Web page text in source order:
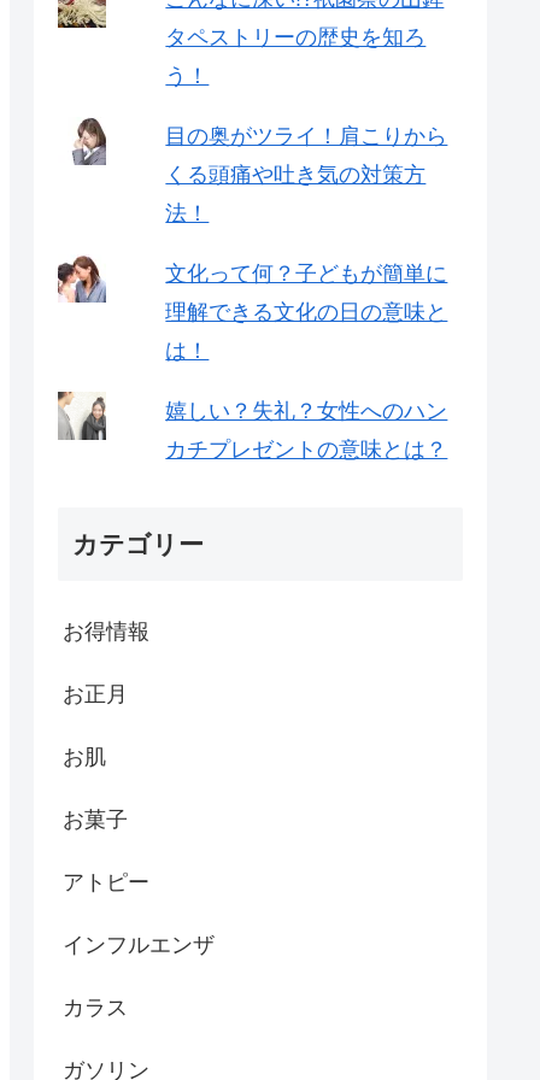
タペストリーの歴史を知ろ
う！
目の奥がツライ！肩こりから
くる頭痛や吐き気の対策方
法！
文化って何？子どもが簡単に
理解できる文化の日の意味と
は！
嬉しい？失礼？女性へのハン
カチプレゼントの意味とは？
カテゴリー
お得情報
お正月
お肌
お菓子
アトピー
インフルエンザ
カラス
ガソリン